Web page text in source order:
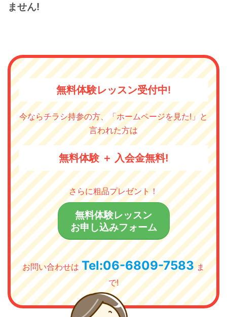
ません!
無料体験レッスン受付中!
今ならチラシ持参の方、「ホームページを見た!」と
言われた方は
無料体験 ＋ 入会金無料!
さらに粗品プレゼント！
無料体験レッスン
お申し込みフォーム
お問い合わせは Tel:06-6809-7583ま
で!